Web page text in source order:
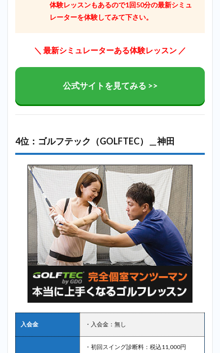
体験レッスンもあるので1回50分の最新シミュ
レーターを体験してみて下さい。
＼ 最新シミュレーターある体験レッスン ／
公式サイトを見てみる >>
4位：ゴルフテック（GOLFTEC）＿神田
入会金 ・入会金：無し
・初回スイング診断料：税込11,000円